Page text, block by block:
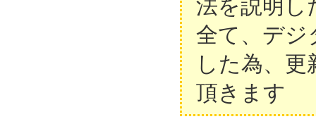
法を説明し
全て、デジ
した為、
頂きます